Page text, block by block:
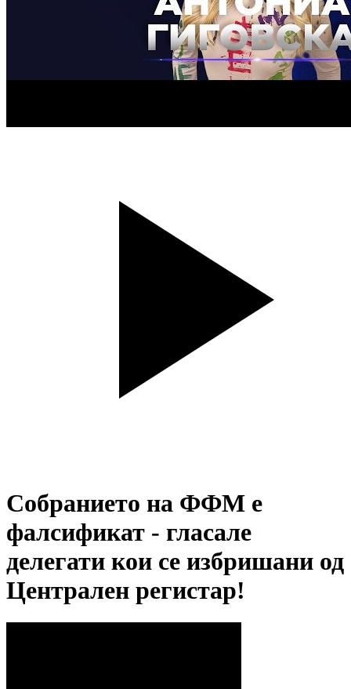
Собранието на ФФМ е
фалсификат - гласале
делегати кои се избришани од
Централен регистар!